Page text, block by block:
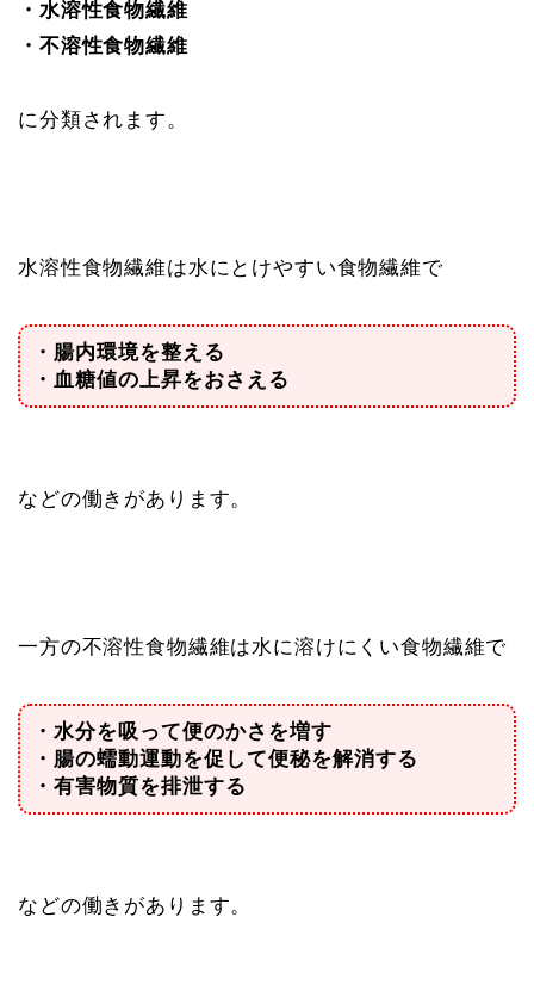
・水溶性食物繊維
・不溶性食物繊維
に分類されます。
水溶性食物繊維は水にとけやすい食物繊維で
・腸内環境を整える
・血糖値の上昇をおさえる
などの働きがあります。
一方の不溶性食物繊維は水に溶けにくい食物繊維で
・水分を吸って便のかさを増す
・腸の蠕動運動を促して便秘を解消する
・有害物質を排泄する
などの働きがあります。